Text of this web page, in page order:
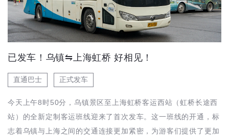
已发车！乌镇⇋上海虹桥 好相见！
直通巴士 正式发车
今天上午8时50分，乌镇景区至上海虹桥客运西站（虹桥长途西
站）的全新定制客运班线迎来了首次发车。这一班线的开通，标
志着乌镇与上海之间的交通连接更加紧密，为游客们提供了更加